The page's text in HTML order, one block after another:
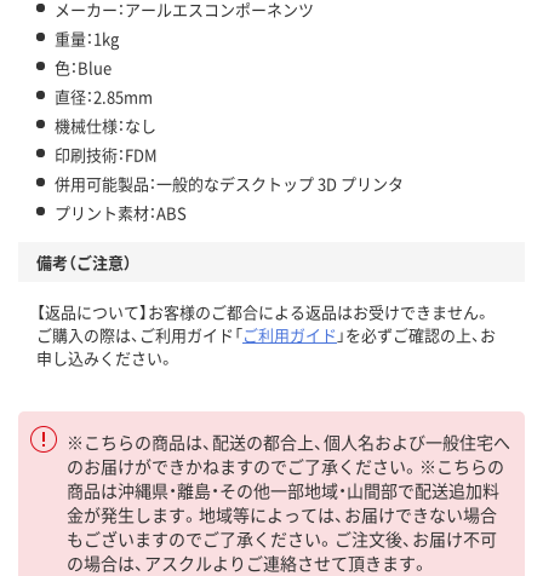
メーカー：アールエスコンポーネンツ
重量：1kg
色：Blue
直径：2.85mm
機械仕様：なし
印刷技術：FDM
併用可能製品：一般的なデスクトップ 3D プリンタ
プリント素材：ABS
備考（ご注意）
【返品について】お客様のご都合による返品はお受けできません。
ご購入の際は、ご利用ガイド「ご利用ガイド 」を必ずご確認の上、お
申し込みください。
※こちらの商品は、配送の都合上、個人名および一般住宅へ
のお届けができかねますのでご了承ください。※こちらの
商品は沖縄県・離島・その他一部地域・山間部で配送追加料
金が発生します。地域等によっては、お届けできない場合
もございますのでご了承ください。ご注文後、お届け不可
の場合は、アスクルよりご連絡させて頂きます。